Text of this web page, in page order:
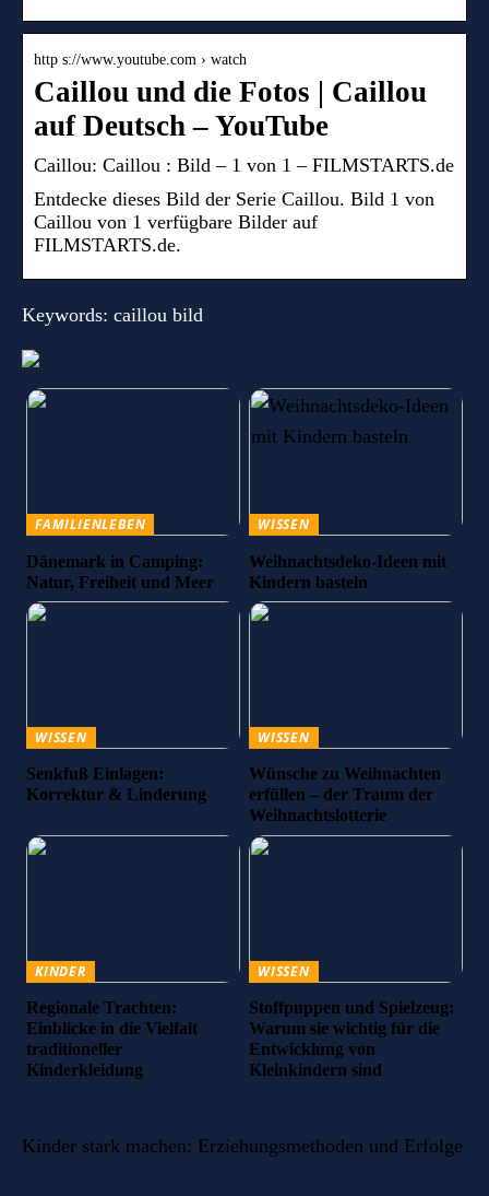
http s://www.youtube.com › watch
Caillou und die Fotos | Caillou
auf Deutsch – YouTube
Caillou: Caillou : Bild – 1 von 1 – FILMSTARTS.de
Entdecke dieses Bild der Serie Caillou. Bild 1 von
Caillou von 1 verfügbare Bilder auf
FILMSTARTS.de.
Keywords: caillou bild
FAMILIENLEBEN
Dänemark in Camping:
Natur, Freiheit und Meer
WISSEN
Weihnachtsdeko-Ideen mit
Kindern basteln
WISSEN
Senkfuß Einlagen:
Korrektur & Linderung
WISSEN
Wünsche zu Weihnachten
erfüllen – der Traum der
Weihnachtslotterie
KINDER
Regionale Trachten:
Einblicke in die Vielfalt
traditioneller
Kinderkleidung
WISSEN
Stoffpuppen und Spielzeug:
Warum sie wichtig für die
Entwicklung von
Kleinkindern sind
Kinder stark machen: Erziehungsmethoden und Erfolge